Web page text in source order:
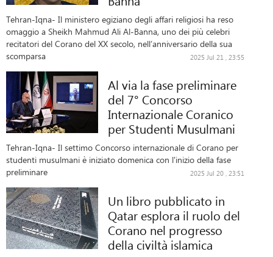
Tehran-Iqna- Il ministero egiziano degli affari religiosi ha reso
omaggio a Sheikh Mahmud Ali Al-Banna, uno dei più celebri
recitatori del Corano del XX secolo, nell’anniversario della sua
scomparsa
2025 Jul 21 , 23:55
Al via la fase preliminare
del 7° Concorso
Internazionale Coranico
per Studenti Musulmani
Tehran-Iqna- Il settimo Concorso internazionale di Corano per
studenti musulmani è iniziato domenica con l'inizio della fase
preliminare
2025 Jul 20 , 23:51
Un libro pubblicato in
Qatar esplora il ruolo del
Corano nel progresso
della civiltà islamica